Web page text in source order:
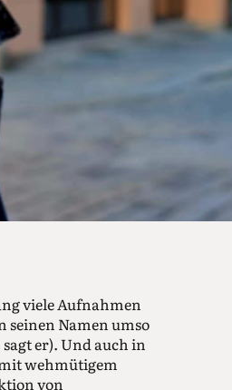
viele Aufnahmen
Namen umso
er). Und auch in
wehmütigem
von